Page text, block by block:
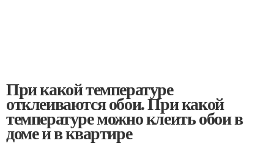
При какой температуре
отклеиваются обои. При какой
температуре можно клеить обои в
доме и в квартире